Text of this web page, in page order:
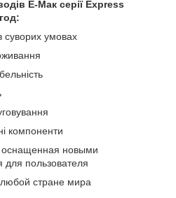
Е-Мак серії Express
суворих умовах
компоненти
новыми
для пользователя
стране мира